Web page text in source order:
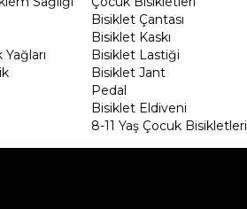
Bisiklet Çantası
Bisiklet Kaskı
Bisiklet Lastiği
Bisiklet Jant
Pedal
Bisiklet Eldiveni
8-11 Yaş Çocuk Bisikletleri